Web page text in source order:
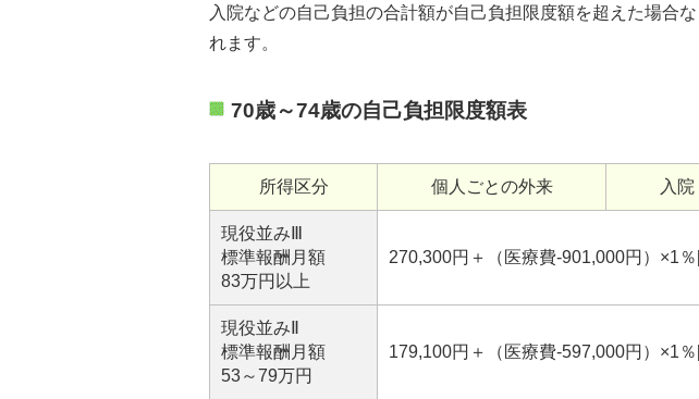
入院などの自己負担の合計額が自己負担限度額を超えた場合
れます。
70歳～74歳の自己負担限度額表
所得区分 個人ごとの外来 入
現役並みⅢ
標準報酬月額
83万円以上
270,300円＋（医療費-901,000円）×1
現役並みⅡ
標準報酬月額
53～79万円
179,100円＋（医療費-597,000円）×1